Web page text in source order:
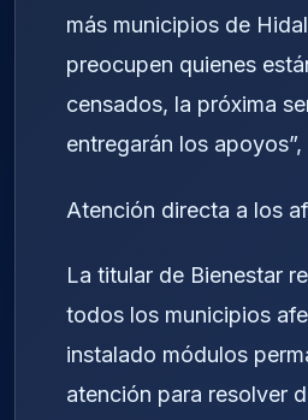
más municipios de
preocupen quienes
censados, la próxima
entregarán los
Atención directa a los
La titular de Bienestar
todos los municipios
instalado módulos
atención para resolver